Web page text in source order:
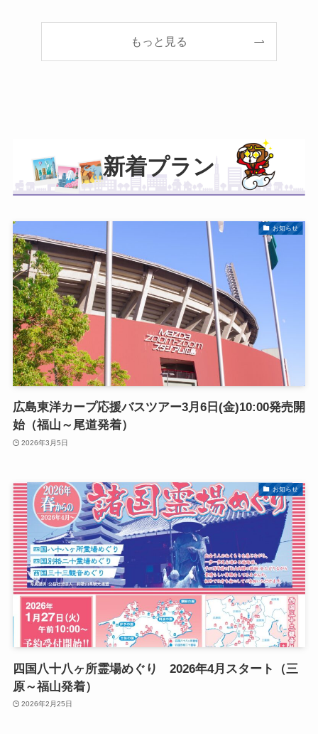
もっと見る
新着プラン
お知らせ
広島東洋カープ応援バスツアー3月6日(金)10:00発売開
始（福山～尾道発着）
2026年3月5日
お知らせ
四国八十八ヶ所霊場めぐり 2026年4月スタート（三
原～福山発着）
2026年2月25日